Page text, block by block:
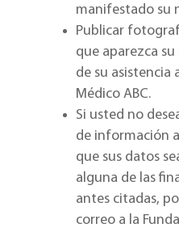
manifestado su
Publicar
que aparezca
de su asistencia
Médico ABC.
Si usted no
de información
que sus datos
alguna de las
antes citadas,
correo a la